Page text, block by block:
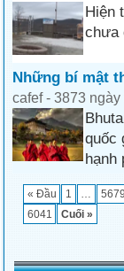
Hiện
chưa
Những bí mật
cafef - 3873
quốc
hạnh
« Đầu 1 … 5679
6041
Cuối »